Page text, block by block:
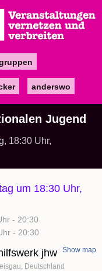
anderswo
Jugend
18:30 Uhr,
um 18:30 Uhr,
- 20:30
- 20:30
jhw
Deutschland
Show map